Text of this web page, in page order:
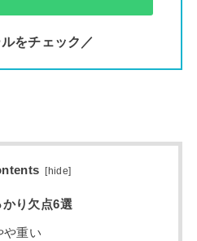
をチェック／
[hide]
り欠点6選
や重い